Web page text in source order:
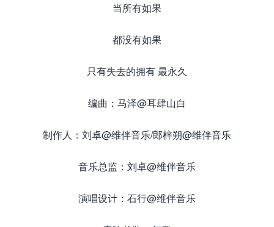
当所有如果
都没有如果
只有失去的拥有 最永久
编曲：马泽@耳肆山白
制作人：刘卓@维伴音乐/郎梓朔@维伴音乐
音乐总监：刘卓@维伴音乐
演唱设计：石行@维伴音乐